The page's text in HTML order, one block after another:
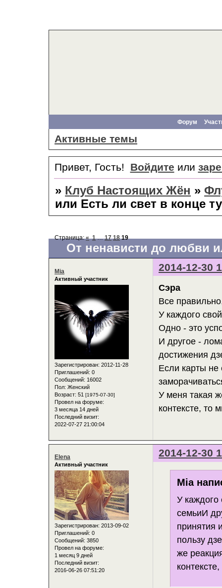
Форум
Активные темы
Привет, Гость! Войдите или
» Клуб Настоящих Жён »
или Есть ли свет в конце
От ненависти до любви
Страница:« 1 … 17 18 19
2014-12-30
Mia
Активный участник
Зарегистрирован: 2012-11-28
Приглашений: 0
Сообщений: 16002
Пол: Женский
Возраст: 51 [1975-07-30]
Провел на форуме:
3 месяца 14 дней
Последний визит:
2022-07-27 21:00:04
Сэра
Все
У каждого
Одно - это
И другое -
достижения
Если карты не
У меня такая
контексте, то
2014-12-30
Elena
Активный участник
Зарегистрирован: 2013-09-02
Приглашений: 0
Сообщений: 3850
Провел на форуме:
1 месяц 9 дней
Последний визит:
2016-06-26 07:51:20
Mia
У каждого
семьиИ
принятия
пользу
же